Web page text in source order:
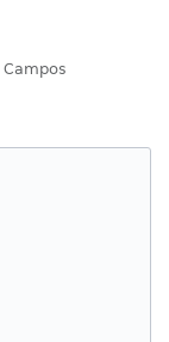
Campos